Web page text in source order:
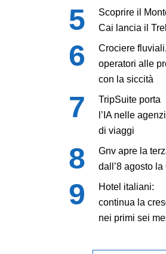
Scoprire il
Cai lancia il
Crociere fluviali,
operatori alle
con la siccità
TripSuite porta
l’IA nelle
di viaggi
Gnv apre la
dall’8 agosto
Hotel italiani:
continua la
nei primi sei